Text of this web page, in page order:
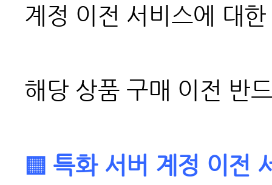
계정 이전 서비스에 대
해당 상품 구매 이전 반
▒ 특화 서버 계정 이전